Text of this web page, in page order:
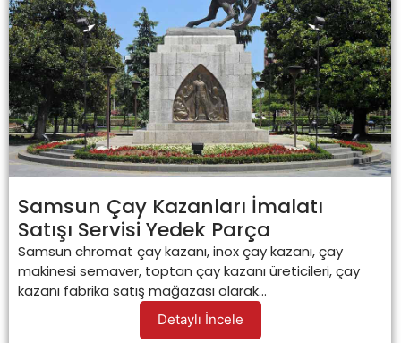
Samsun Çay Kazanları İmalatı
Satışı Servisi Yedek Parça
Samsun chromat çay kazanı, inox çay kazanı, çay
makinesi semaver, toptan çay kazanı üreticileri, çay
kazanı fabrika satış mağazası olarak...
Detaylı İncele